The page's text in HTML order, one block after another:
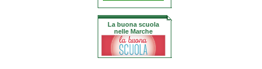
La buona scuola
nelle Marche